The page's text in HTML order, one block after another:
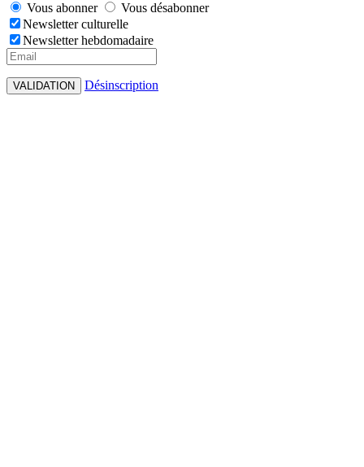
Vous abonner
Vous désabonner
Newsletter culturelle
Newsletter hebdomadaire
VALIDATION Désinscription